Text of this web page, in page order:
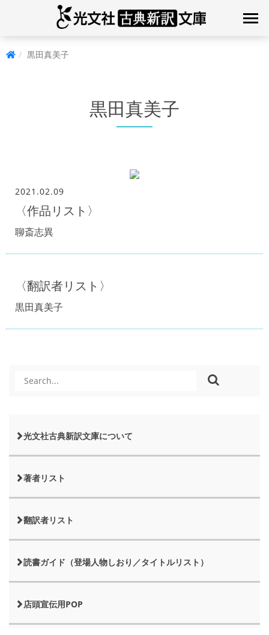
黒田真美子
黒田真美子
2021.02.09
〈作品リスト〉
聊斎志異
〈翻訳者リスト〉
黒田真美子
光文社古典新訳文庫について
著者リスト
翻訳者リスト
読書ガイド（登場人物しおり／タイトルリスト）
店頭宣伝用POP